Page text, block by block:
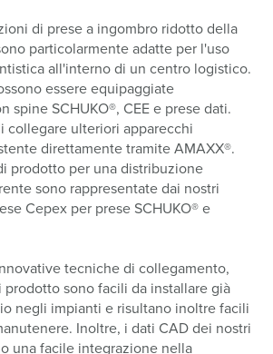
di prese a ingombro ridotto della
particolarmente adatte per l'uso
all'interno di un centro logistico.
essere equipaggiate
spine SCHUKO®, CEE e prese dati.
collegare ulteriori apparecchi
direttamente tramite AMAXX®.
prodotto per una distribuzione
sono rappresentate dai nostri
Cepex per prese SCHUKO® e
tecniche di collegamento,
sono facili da installare già
negli impianti e risultano inoltre facili
Inoltre, i dati CAD dei nostri
una facile integrazione nella